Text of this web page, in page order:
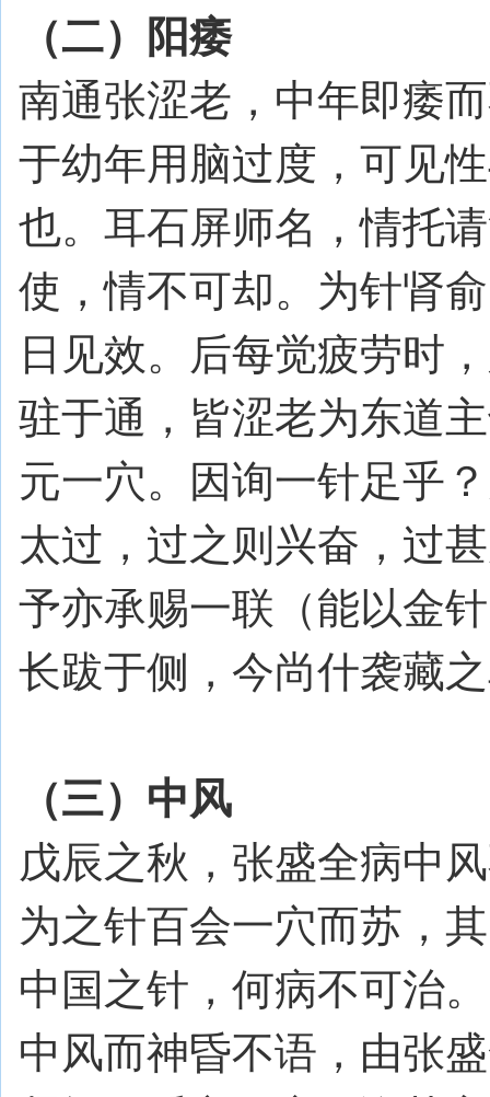
（二）阳痿
南通张涩老，中年即痿
于幼年用脑过度，可见
也。耳石屏师名，情托
使，情不可却。为针肾
日见效。后每觉疲劳时
驻于通，皆涩老为东道
元一穴。因询一针足乎
太过，过之则兴奋，过
予亦承赐一联（能以金
长跋于侧，今尚什袭藏
（三）中风
戊辰之秋，张盛全病中
为之针百会一穴而苏，
中国之针，何病不可治
中风而神昏不语，由张